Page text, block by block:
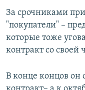
За срочниками
"покупатели" –
которые тоже
контракт со своей
В конце концов он